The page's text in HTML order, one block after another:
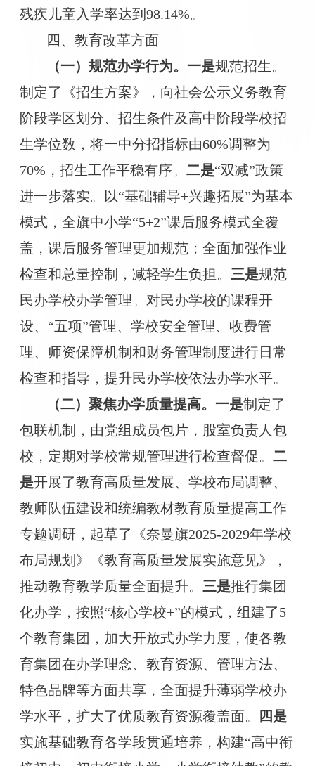
残疾儿童入学率达到98.14%。
四、教育改革方面
（一）规范办学行为。 一是规范招生。
制定了《招生方案》，向社会公示义务教育
阶段学区划分、招生条件及高中阶段学校招
生学位数， 将一中分招指标由60%调整为
70%，招生工作平稳有序。 二是“双减”政策
进一步落实。以“基础辅导+兴趣拓展”为基本
模式，全旗中小学“5+2”课后服务模式全覆
盖，课后服务管理更加规范；全面加强作业
检查和总量控制，减轻学生负担。 三是规范
民办学校办学管理。对民办学校的课程开
设、 “五项”管理、学校安全管理、收费管
理、师资保障机制和财务管理制度进行日常
检查和指导，提升民办学校依法办学水平。
（二）聚焦办学质量提高。 一是制定了
包联机制，由党组成员包片，股室负责人包
校，定期对学校常规管理进行检查督促。 二
是开展了教育高质量发展、学校布局调整、
教师队伍建设和统编教材教育质量提高工作
专题调研，起草了《奈曼旗2025-2029年学校
布局规划》《教育高质量发展实施意见》，
推动教育教学质量全面提升。 三是推行集团
化办学，按照“核心学校+”的模式，组建了5
个教育集团，加大开放式办学力度，使各教
育集团在办学理念、教育资源、管理方法、
特色品牌等方面共享，全面提升薄弱学校办
学水平，扩大了优质教育资源覆盖面。 四是
实施基础教育各学段贯通培养，构建“高中衔